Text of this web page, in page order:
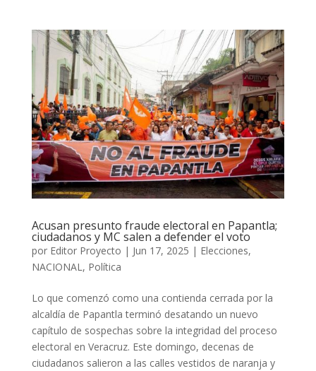
Acusan presunto fraude electoral en Papantla;
ciudadanos y MC salen a defender el voto
por Editor Proyecto | Jun 17, 2025 | Elecciones,
NACIONAL, Política
Lo que comenzó como una contienda cerrada por la
alcaldía de Papantla terminó desatando un nuevo
capítulo de sospechas sobre la integridad del proceso
electoral en Veracruz. Este domingo, decenas de
ciudadanos salieron a las calles vestidos de naranja y